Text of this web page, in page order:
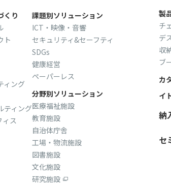
くり
ト
ィング
ティング
ィス
課題別ソリューション
ICT・映像・音響
セキュリティ&セーフティ
SDGs
健康経営
ペーパーレス
分野別ソリューション
医療福祉施設
教育施設
自治体庁舎
工場・物流施設
図書施設
文化施設
研究施設
製
チ
デ
収
ブ
カ
イ
納
セ